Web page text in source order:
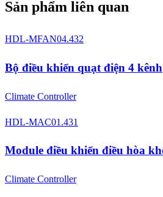
Sản phẩm liên quan
HDL-MFAN04.432
Bộ điều khiển quạt điện 4 kênh
Climate Controller
HDL-MAC01.431
Module điều khiển điều hòa
Climate Controller